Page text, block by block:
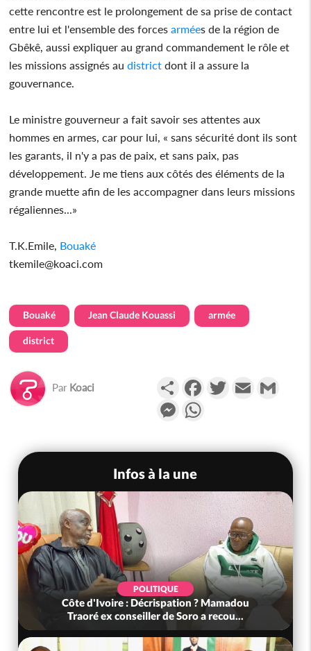
cette rencontre est le prolongement de sa prise de contact
entre lui et l'ensemble des forces armées de la région de
Gbêkê, aussi expliquer au grand commandement le rôle et
les missions assignés au district dont il a assure la
gouvernance.
Le ministre gouverneur a fait savoir ses attentes aux
hommes en armes, car pour lui, « sans sécurité dont ils sont
les garants, il n'y a pas de paix, et sans paix, pas
développement. Je me tiens aux côtés des éléments de la
grande muette afin de les accompagner dans leurs missions
régaliennes...»
T.K.Emile, Bouaké
tkemile@koaci.com
Bouaké Jean Claude Kouassi armée
district
Par Koaci PartagerFacebookTwitterEmail
Messenger
Infos à la une
POLITIQUE
Côte d'Ivoire : Décrispation ? Mamadou
Traoré ex conseiller de Soro a recou...